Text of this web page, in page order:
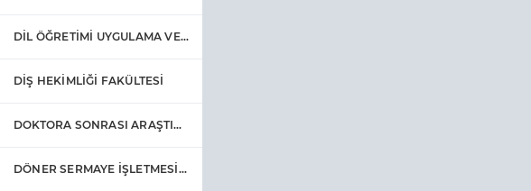
DİL ÖĞRETİMİ UYGULAMA VE ARAŞTIRMA MERKEZİ
DİŞ HEKİMLİĞİ FAKÜLTESİ
DOKTORA SONRASI ARAŞTIRMA PROGRAMI KOORDİNATÖRLÜĞÜ
DÖNER SERMAYE İŞLETMESİ MÜDÜRLÜĞÜ